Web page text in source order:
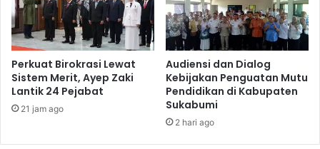
Perkuat Birokrasi Lewat
Sistem Merit, Ayep Zaki
Lantik 24 Pejabat
21 jam ago
Audiensi dan Dialog
Kebijakan Penguatan Mutu
Pendidikan di Kabupaten
Sukabumi
2 hari ago